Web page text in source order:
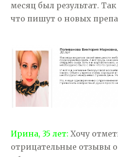
месяц был результат. Так
что пишут о новых
Ирина, 35 лет: Хочу
отрицательные отзывы